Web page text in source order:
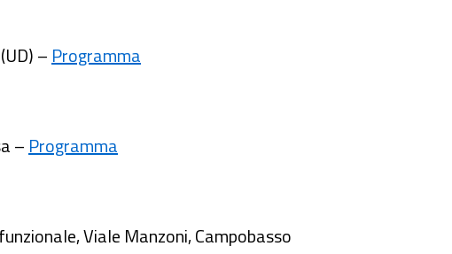
– Programma
– Programma
Viale Manzoni, Campobasso